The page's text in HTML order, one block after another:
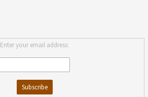
Enter your email address: